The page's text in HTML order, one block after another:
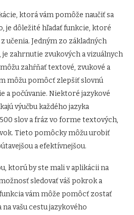
ktorá vám pomôže naučiť sa
je dôležité hľadať funkcie, ktoré
učenia. Jedným zo základných
zahrnutie zvukových a vizuálnych
zahŕňať textové, zvukové a
môžu pomôcť zlepšiť slovnú
a počúvanie. Niektoré jazykové
výučbu každého jazyka
slov a fráz vo forme textových,
Tieto pomôcky môžu urobiť
a efektívnejšou.
ktorú by ste mali v aplikácii na
sledovať váš pokrok a
vám môže pomôcť zostať
vašu cestu jazykového